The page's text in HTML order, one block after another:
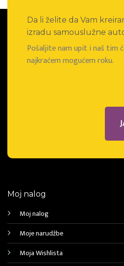
Da li želite da Vam
izradu samouslužne
Pošaljite nam upit i naš tim
najkraćem mogućem roku.
Moj nalog
Moj nalog
Moje narudžbe
Moja Wishlista